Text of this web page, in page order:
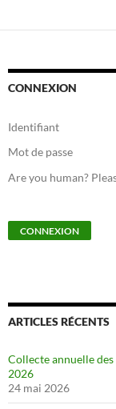
CONNEXION
Identifiant
Mot de passe
Are you human?
ARTICLES RÉCENTS
Collecte annuelle
2026
24 mai 2026